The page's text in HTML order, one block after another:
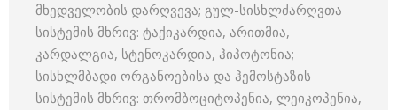
მხედველობის დარღვევა; გულ-სისხლძარღვთა
სისტემის მხრივ: ტაქიკარდია, არითმია,
კარდალგია, სტენოკარდია, ჰიპოტონია;
სისხლმბადი ორგანოებისა და ჰემოსტაზის
სისტემის მხრივ: თრომბოციტოპენია, ლეიკოპენია,